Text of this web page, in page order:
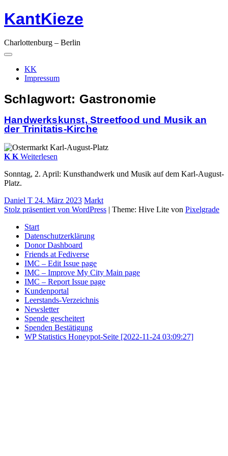
Springe
zum
KantKieze
Charlottenburg – Berlin
Menü
KK
Impressum
Schlagwort: Gastronomie
Handwerks­­kunst, Street­food und Musik an
der Trinitatis-Kirche
K K Weiterlesen
Sonntag, 2. April: Kunsthandwerk und Musik auf dem Karl-August-
Platz.
Daniel T 24. März 2023 Markt
Stolz präsentiert von WordPress | Theme: Hive Lite von Pixelgrade
Start
Datenschutzerklärung
Donor Dashboard
Friends at Fediverse
IMC – Edit Issue page
IMC – Improve My City Main page
IMC – Report Issue page
Kundenportal
Leerstands-Verzeichnis
Newsletter
Spende gescheitert
Spenden Bestätigung
WP Statistics Honeypot-Seite [2022-11-24 03:09:27]